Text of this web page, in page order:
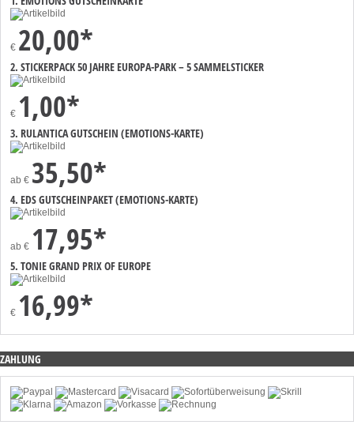
€ 20,00*
2. STICKERPACK 50 JAHRE EUROPA-PARK – 5 SAMMELSTICKER
€ 1,00*
3. RULANTICA GUTSCHEIN (EMOTIONS-KARTE)
ab € 35,50*
4. EDS GUTSCHEINPAKET (EMOTIONS-KARTE)
ab € 17,95*
5. TONIE GRAND PRIX OF EUROPE
€ 16,99*
ZAHLUNG